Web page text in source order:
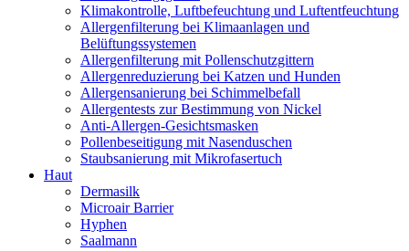
Klimakontrolle, Luftbefeuchtung und Luftentfeuchtung
Allergenfilterung bei Klimaanlagen und
Belüftungssystemen
Allergenfilterung mit Pollenschutzgittern
Allergenreduzierung bei Katzen und Hunden
Allergensanierung bei Schimmelbefall
Allergentests zur Bestimmung von Nickel
Anti-Allergen-Gesichtsmasken
Pollenbeseitigung mit Nasenduschen
Staubsanierung mit Mikrofasertuch
Haut
Dermasilk
Microair Barrier
Hyphen
Saalmann